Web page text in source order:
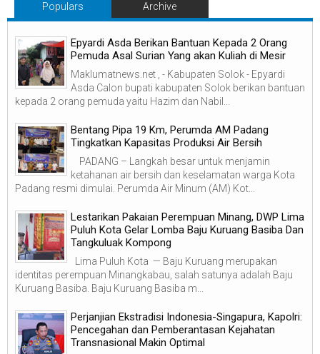
Populars Archive
Epyardi Asda Berikan Bantuan Kepada 2 Orang
Pemuda Asal Surian Yang akan Kuliah di Mesir
Maklumatnews.net , - Kabupaten Solok - Epyardi
Asda Calon bupati kabupaten Solok berikan bantuan
kepada 2 orang pemuda yaitu Hazim dan Nabil...
‎Bentang Pipa 19 Km, Perumda AM Padang
Tingkatkan Kapasitas Produksi Air Bersih
‎ ‎ PADANG – Langkah besar untuk menjamin
ketahanan air bersih dan keselamatan warga Kota
Padang resmi dimulai. Perumda Air Minum (AM) Kot...
Lestarikan Pakaian Perempuan Minang, DWP Lima
Puluh Kota Gelar Lomba Baju Kuruang Basiba Dan
Tangkuluak Kompong
Lima Puluh Kota — Baju Kuruang merupakan
identitas perempuan Minangkabau, salah satunya adalah Baju
Kuruang Basiba. Baju Kuruang Basiba m...
Perjanjian Ekstradisi Indonesia-Singapura, Kapolri:
Pencegahan dan Pemberantasan Kejahatan
Transnasional Makin Optimal